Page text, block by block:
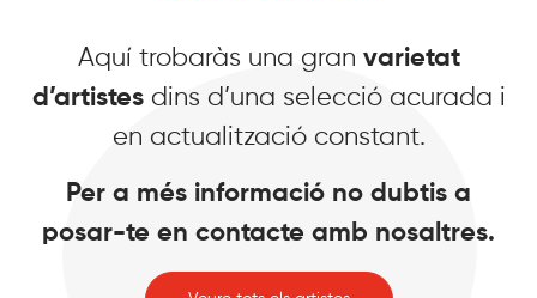
Aquí trobaràs una gran varietat
d’artistesdins d’una selecció acurada i
en actualització constant.
Per a més informació no dubtis a
posar-te en contacte amb nosaltres.